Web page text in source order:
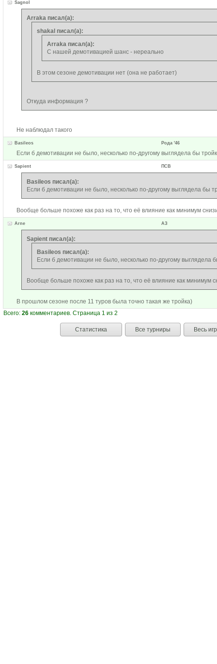
Sagnol
Arraka писал(а):
shakal писал(а):
Arraka писал(а):
С нашей демотивацией шанс - нереально
В этом сезоне демотивации нет (она не работает)
Откуда информация ?
Не наблюдал такого
Basileos Рода '46
Если б демотивации не было, несколько по-другому выглядела бы
Sapient ПСВ
Basileos писал(а):
Если б демотивации не было, несколько по-другому выглядела бы
Вообще больше похоже как раз на то, что её влияние как минимум
Arne АЗ
Sapient писал(а):
Basileos писал(а):
Если б демотивации не было, несколько по-другому выглядела
Вообще больше похоже как раз на то, что её влияние как минимум
В прошлом сезоне после 11 туров была точно такая же тройка)
Всего: 26 комментариев. Страница 1 из 2
Статистика Все турниры Весь